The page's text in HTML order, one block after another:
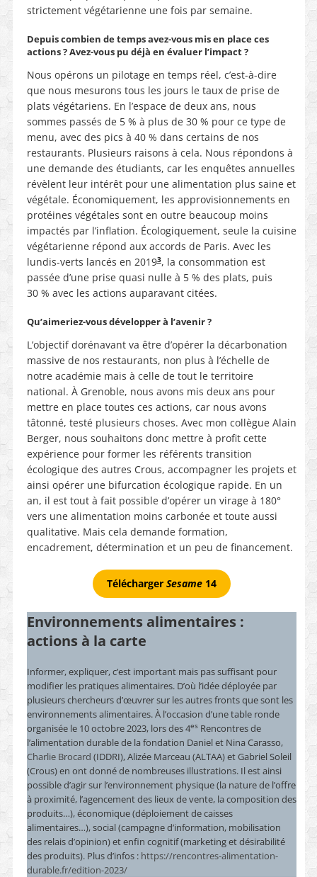
strictement végétarienne une fois par semaine.
Depuis combien de temps avez-vous mis en place ces
actions ? Avez-vous pu déjà en évaluer l’impact ?
Nous opérons un pilotage en temps réel, c’est-à-dire
que nous mesurons tous les jours le taux de prise de
plats végétariens. En l’espace de deux ans, nous
sommes passés de 5 % à plus de 30 % pour ce type de
menu, avec des pics à 40 % dans certains de nos
restaurants. Plusieurs raisons à cela. Nous répondons à
une demande des étudiants, car les enquêtes annuelles
révèlent leur intérêt pour une alimentation plus saine et
végétale. Économiquement, les approvisionnements en
protéines végétales sont en outre beaucoup moins
impactés par l’inflation. Écologiquement, seule la cuisine
végétarienne répond aux accords de Paris. Avec les
lundis-verts lancés en 20193, la consommation est
passée d’une prise quasi nulle à 5 % des plats, puis
30 % avec les actions auparavant citées.
Qu’aimeriez-vous développer à l’avenir ?
L’objectif dorénavant va être d’opérer la décarbonation
massive de nos restaurants, non plus à l’échelle de
notre académie mais à celle de tout le territoire
national. À Grenoble, nous avons mis deux ans pour
mettre en place toutes ces actions, car nous avons
tâtonné, testé plusieurs choses. Avec mon collègue Alain
Berger, nous souhaitons donc mettre à profit cette
expérience pour former les référents transition
écologique des autres Crous, accompagner les projets et
ainsi opérer une bifurcation écologique rapide. En un
an, il est tout à fait possible d’opérer un virage à 180°
vers une alimentation moins carbonée et toute aussi
qualitative. Mais cela demande formation,
encadrement, détermination et un peu de financement.
Télécharger Sesame14
Environnements alimentaires :
actions à la carte
Informer, expliquer, c’est important mais pas suffisant pour
modifier les pratiques alimentaires. D’où l’idée déployée par
plusieurs chercheurs d’œuvrer sur les autres fronts que sont les
environnements alimentaires. À l’occasion d’une table ronde
organisée le 10 octobre 2023, lors des 4esRencontres de
l’alimentation durable de la fondation Daniel et Nina Carasso,
Charlie Brocard (IDDRI), Alizée Marceau (ALTAA) et Gabriel Soleil
(Crous) en ont donné de nombreuses illustrations. Il est ainsi
possible d’agir sur l’environnement physique (la nature de l’offre
à proximité, l’agencement des lieux de vente, la composition des
produits…), économique (déploiement de caisses
alimentaires…), social (campagne d’information, mobilisation
des relais d’opinion) et enfin cognitif (marketing et désirabilité
des produits). Plus d’infos : https://rencontres-alimentation-
durable.fr/edition-2023/